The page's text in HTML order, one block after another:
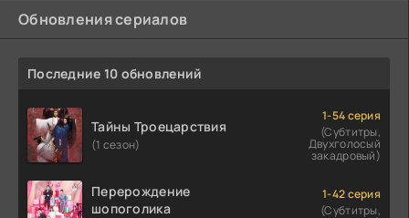
Обновления сериалов
Последние 10 обновлений
Тайны Троецарствия
(1 сезон)
1-54 серия
(Субтитры,
Двухголосый
закадровый)
Перерождение
шопоголика
1-42 серия
(Субтитры,